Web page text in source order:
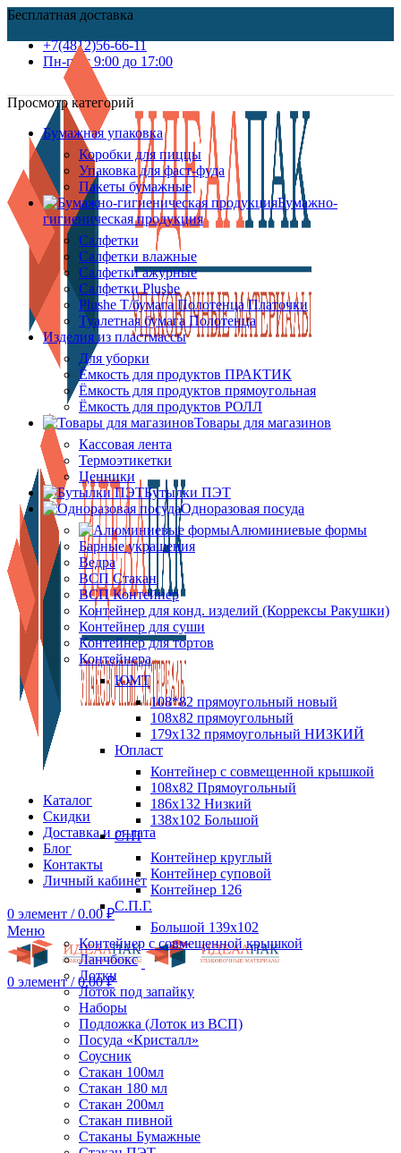
Бесплатная доставка
+7(4812)56-66-11
Пн-пт c 9:00 до 17:00
Каталог
Скидки
Доставка и оплата
Блог
Контакты
Личный кабинет
0 элемент / 0.00₽
Меню
0 элемент / 0.00₽
Просмотр категорий
Бумажная упаковка
Коробки для пиццы
Упаковка для фаст-фуда
Пакеты бумажные
Бумажно-
гигиеническая продукция
Салфетки
Салфетки влажные
Салфетки ажурные
Салфетки Plushe
Plushe Т/бумага Полотенца Платочки
Туалетная бумага Полотенца
Изделия из пластмассы
Для уборки
Ёмкость для продуктов ПРАКТИК
Ёмкость для продуктов прямоугольная
Ёмкость для продуктов РОЛЛ
Товары для магазинов
Кассовая лента
Термоэтикетки
Ценники
Бутылки ПЭТ
Одноразовая посуда
Алюминиевые формы
Барные украшения
Ведра
ВСП Стакан
ВСП Контейнер
Контейнер для конд. изделий (Коррексы Ракушки)
Контейнер для суши
Контейнер для тортов
Контейнера
ЮМТ
108*82 прямоугольный новый
108х82 прямоугольный
179х132 прямоугольный НИЗКИЙ
Юпласт
Контейнер с совмещенной крышкой
108х82 Прямоугольный
186х132 Низкий
138х102 Большой
СтП
Контейнер круглый
Контейнер суповой
Контейнер 126
С.П.Г.
Большой 139х102
Контейнер с совмещенной крышкой
Ланчбокс
Лотки
Лоток под запайку
Наборы
Подложка (Лоток из ВСП)
Посуда «Кристалл»
Соусник
Стакан 100мл
Стакан 180 мл
Стакан 200мл
Стакан пивной
Стаканы Бумажные